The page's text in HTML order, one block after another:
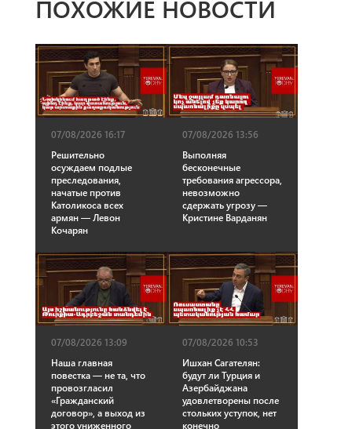
ПОХОЖИЕ НОВОСТИ
07/08/2026 16:17
Решительно
осуждаем подлые
преследования,
начатые против
Католикоса всех
армян — Левон
Кочарян
07/08/2026 13:56
Выполняя
бесконечные
требования агрессора,
невозможно
сдержать угрозу —
Кристине Варданян
07/08/2026 13:09
Наша главная
повестка — не та, что
провозгласил
«Гражданский
договор», а выход из
этого униженного
07/08/2026 10:53
Ишхан Сагателян:
будут ли Турция и
Азербайджана
удовлетворены после
стольких уступок, нет
конечно